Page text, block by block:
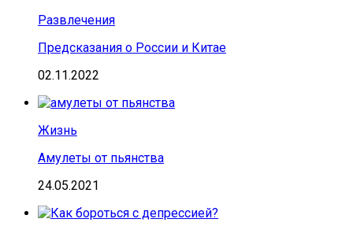
Развлечения
Предсказания о России и Китае
02.11.2022
Жизнь
Амулеты от пьянства
24.05.2021